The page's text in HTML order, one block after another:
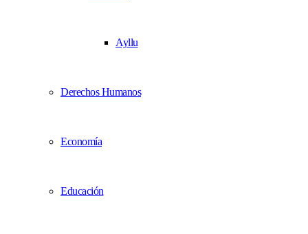
Ayllu
Derechos Humanos
Economía
Educación